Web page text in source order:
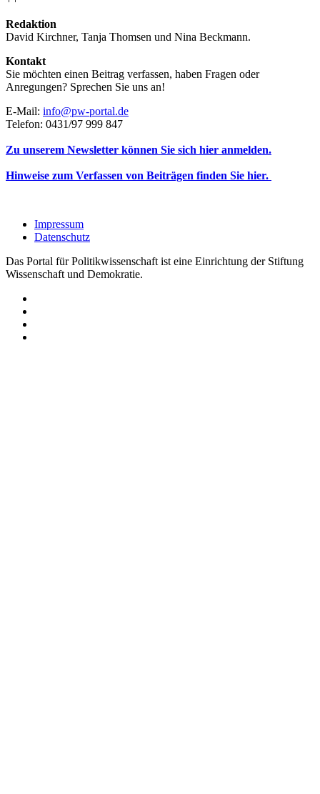
Redaktion
David Kirchner, Tanja Thomsen und Nina Beckmann.
Kontakt
Sie möchten einen Beitrag verfassen, haben Fragen oder
Anregungen? Sprechen Sie uns an!
E-Mail: info@pw-portal.de
Telefon: 0431/97 999 847
Zu unserem Newsletter können Sie sich hier anmelden.
Hinweise zum Verfassen von Beiträgen finden Sie hier.
Impressum
Datenschutz
Das Portal für Politikwissenschaft ist eine Einrichtung der Stiftung
Wissenschaft und Demokratie.